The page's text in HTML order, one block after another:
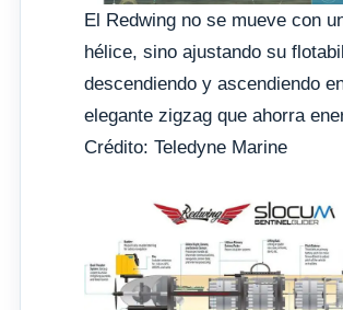
El Redwing no se mueve con
hélice, sino ajustando su
descendiendo y ascendiendo
elegante zigzag que ahorra
Crédito: Teledyne Marine